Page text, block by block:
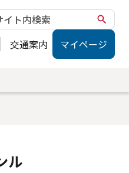
search
交通案内 マイページ
ル